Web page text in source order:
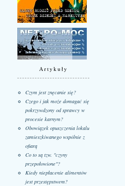
Artykuły
Czym jest znęcanie się?
Czego i jak może domagać się
pokrzywdzony od sprawcy w
procesie karnym?
Obowiązek opuszczenia lokalu
zamieszkiwanego wspólnie z
ofiarą
Co to są tzw. "czyny
przepołowione"?
Kiedy niepłacenie alimentów
jest przestępstwem?